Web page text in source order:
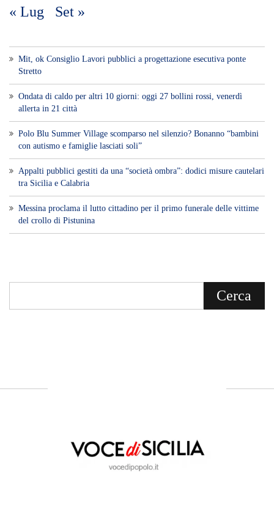
« Lug Set »
Mit, ok Consiglio Lavori pubblici a progettazione esecutiva ponte
Stretto
Ondata di caldo per altri 10 giorni: oggi 27 bollini rossi, venerdì
allerta in 21 città
Polo Blu Summer Village scomparso nel silenzio? Bonanno “bambini
con autismo e famiglie lasciati soli”
Appalti pubblici gestiti da una “società ombra”: dodici misure cautelari
tra Sicilia e Calabria
Messina proclama il lutto cittadino per il primo funerale delle vittime
del crollo di Pistunina